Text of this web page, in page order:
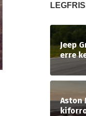
Jeep
erre
Aston